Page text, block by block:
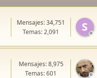
S
Mensajes: 34,751
Temas: 2,091
Mensajes: 8,975
Temas: 601